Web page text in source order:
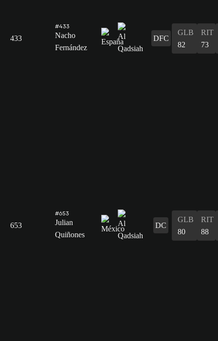
433
#433
Nacho
Fernández
DFC
GLB
82
RIT
73
653
#653
Julian
Quiñones
DC
GLB
80
RIT
88